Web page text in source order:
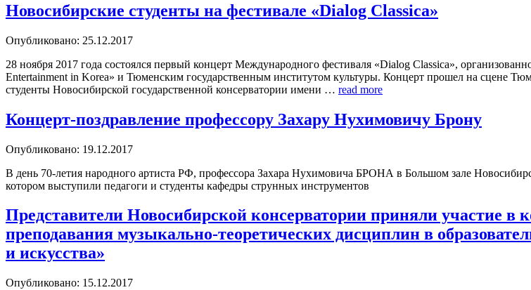
Новосибирские студенты на фестивале «Dialog Classica»
Опубликовано: 25.12.2017
28 ноября 2017 года состоялся первый концерт Международного фестиваля «Dialog Classica»,
Entertainment in Korea» и Тюменским государственным институтом культуры. Концерт прошел на сцене
студенты Новосибирской государственной консерватории имени … read more
Концерт-поздравление профессору Захару Нухимовичу Брону
Опубликовано: 19.12.2017
В день 70-летия народного артиста РФ, профессора Захара Нухимовича БРОНА в Большом зале
котором выступили педагоги и студенты кафедры струнных инструментов
Представители Новосибирской консерватории приняли участие
преподавания музыкально-теоретических дисциплин в
и искусства»
Опубликовано: 15.12.2017